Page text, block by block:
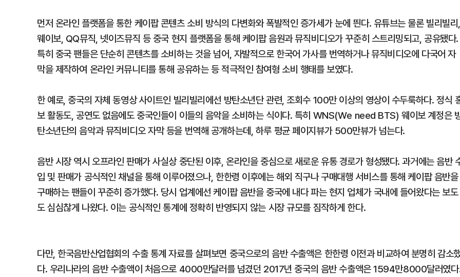
먼저 온라인 플랫폼을 통한 케이팝 콘텐츠 소비 방식의 다변화와 폭발적인 증가세가 눈에 띈다. 유튜브는 물론 빌리빌
웨이보, QQ뮤직, 넷이즈뮤직 등 중국 현지 플랫폼을 통해 케이팝 음원과 뮤직비디오가 꾸준히 스트리밍되고, 공유됐다.
특히 중국 팬들은 단순히 콘텐츠를 소비하는 것을 넘어, 자발적으로 한국어 가사를 번역하거나 뮤직비디오에 다국어 자
막을 제작하여 온라인 커뮤니티를 통해 공유하는 등 적극적인 참여형 소비 행태를 보였다.
한 예로, 중국의 자체 동영상 사이트인 빌리빌리에선 방탄소년단 관련, 조회수 100만 이상의 영상이 수두룩하다. 정식
보 활동도, 공연도 없음에도 중국인들이 이들의 음악을 소비하는 식이다. 특히 WNS(We need BTS) 웨이보 계정은
탄소년단의 음악과 뮤직비디오 자막 등을 번역해 공개하는데, 하루 평균 페이지뷰가 500만뷰가 넘는다.
음반 시장 역시 오프라인 판매가 사실상 중단된 이후, 온라인을 중심으로 새로운 유통 경로가 형성됐다. 과거에는 음반
입 및 판매가 공식적인 채널을 통해 이루어졌으나, 한한령 이후에는 해외 직구나 구매대행 서비스를 통해 케이팝 음반을
구매하는 팬들이 꾸준히 증가했다. 당시 업계에선 케이팝 음반을 중국에 내다 파는 현지 업체가 국내에 들어왔다는 보도
도 심심찮게 나왔다. 이는 공식적인 통계에 정확히 반영되지 않는 시장 규모를 짐작하게 한다.
다만, 한국음반산업협회의 수출 통계 자료를 살펴보면 중국으로의 음반 수출액은 한한령 이전과 비교하여 분명히 감소
다. 우리나라의 음반 수출액이 처음으로 4000만달러를 넘겼던 2017년 중국의 음반 수출액은 1594만8000달러였